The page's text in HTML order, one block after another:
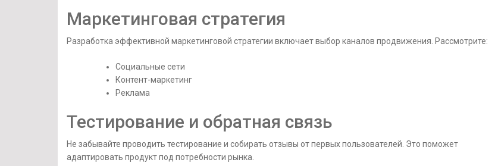
Маркетинговая стратегия
Разработка эффективной маркетинговой стратегии включает выбор каналов продвижения. Рассмотрите:
Социальные сети
Контент-маркетинг
Реклама
Тестирование и обратная связь
Не забывайте проводить тестирование и собирать отзывы от первых пользователей. Это поможет
адаптировать продукт под потребности рынка.